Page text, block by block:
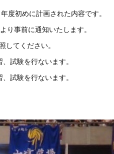
度初めに計画された内容です。
事前に通知いたします。
てください。
試験を行ないます。
試験を行ないます。